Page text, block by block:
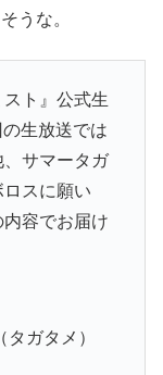
うな。
スト』公式生
生放送では
サマータガ
スに願い
容でお届け
ガタメ）